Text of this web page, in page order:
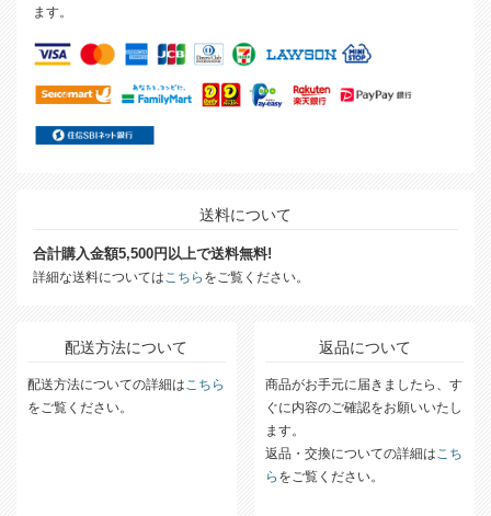
ます。
送料について
合計購入金額5,500円以上で送料無料!
詳細な送料については こちら をご覧ください。
配送方法について
配送方法についての詳細は こちら
をご覧ください。
返品について
商品がお手元に届きましたら、す
ぐに内容のご確認をお願いいたし
ます。
返品・交換についての詳細は こち
ら をご覧ください。